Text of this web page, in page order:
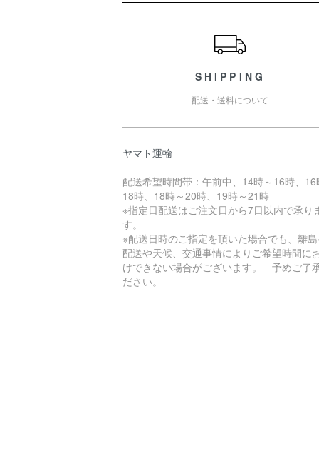
SHIPPING
配送・送料について
ヤマト運輸
配送希望時間帯：午前中、14時～16時、16
18時、18時～20時、19時～21時
※指定日配送はご注文日から7日以内で承り
す。
※配送日時のご指定を頂いた場合でも、離
配送や天候、交通事情によりご希望時間に
けできない場合がございます。 予めご了
ださい。